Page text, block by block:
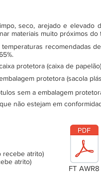
seco, arejado e elevado
materiais muito próximos
recomendadas
protetora (caixa de
protetora (sacola
sem a embalagem
não estejam em
recebe atrito)
atrito)
FT AWR8